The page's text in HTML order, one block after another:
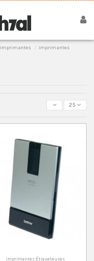
Imprimantes
Imprimantes
25
Imprimantes Étiqueteuses